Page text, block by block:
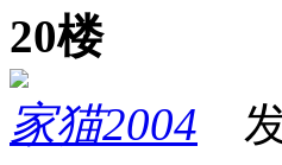
20楼
家猫2004